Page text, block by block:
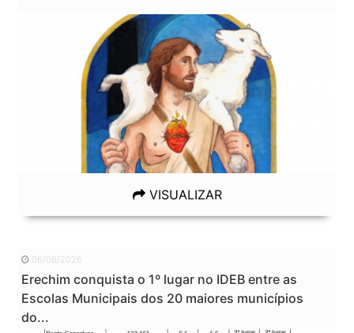
VISUALIZAR
06/08/2026
Erechim conquista o 1º lugar no IDEB entre as
Escolas Municipais dos 20 maiores municípios
do...